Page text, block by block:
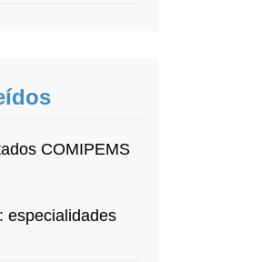
COMIPEMS
especialidades